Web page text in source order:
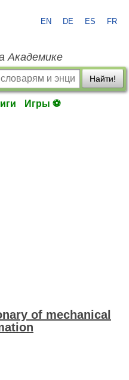
EN DE ES FR
Академике
Найти!
Игры ⚽
of mechanical